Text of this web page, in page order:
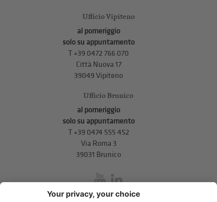
Ufficio Vipiteno
al pomeriggio
solo su appuntamento
T +39 0472 766 070
Città Nuova 17
39049 Vipiteno
Ufficio Brunico
al pomeriggio
solo su appuntamento
T+39 0474 555 452
Via Roma 3
39031 Brunico